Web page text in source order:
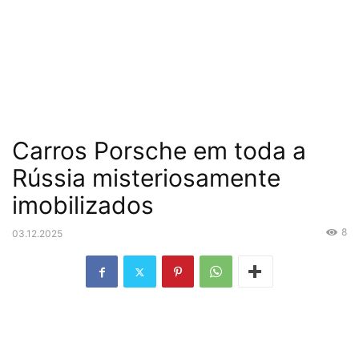
Carros Porsche em toda a
Rússia misteriosamente
imobilizados
03.12.2025 8